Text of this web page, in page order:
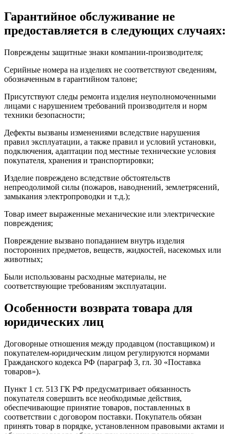
Гарантийное обслуживание не
предоставляется в следующих случаях:
Повреждены защитные знаки компании-производителя;
Серийные номера на изделиях не соответствуют сведениям,
обозначенным в гарантийном талоне;
Присутствуют следы ремонта изделия неуполномоченными
лицами с нарушением требований производителя и норм
техники безопасности;
Дефекты вызваны изменениями вследствие нарушения
правил эксплуатации, а также правил и условий установки,
подключения, адаптации под местные технические условия
покупателя, хранения и транспортировки;
Изделие повреждено вследствие обстоятельств
непреодолимой силы (пожаров, наводнений, землетрясений,
замыкания электропроводки и т.д.);
Товар имеет выраженные механические или электрические
повреждения;
Повреждение вызвано попаданием внутрь изделия
посторонних предметов, веществ, жидкостей, насекомых или
животных;
Были использованы расходные материалы, не
соответствующие требованиям эксплуатации.
Особенности возврата товара для
юридических лиц
Договорные отношения между продавцом (поставщиком) и
покупателем-юридическим лицом регулируются нормами
Гражданского кодекса РФ (параграф 3, гл. 30 «Поставка
товаров»).
Пункт 1 ст. 513 ГК РФ предусматривает обязанность
покупателя совершить все необходимые действия,
обеспечивающие принятие товаров, поставленных в
соответствии с договором поставки. Покупатель обязан
принять товар в порядке, установленном правовыми актами и